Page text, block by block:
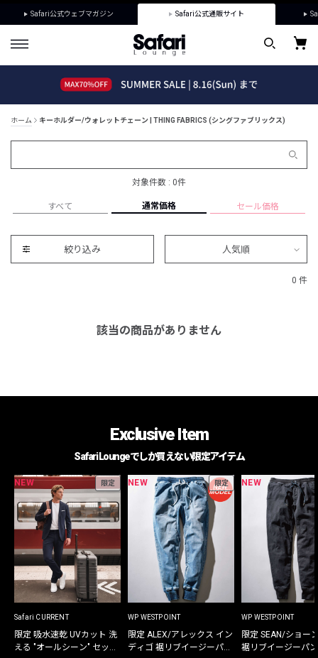
Safari公式ウェブマガジン Safari公式通販サイト
ホーム キーホルダー/ウォレットチェーン | THING FABRICS (シングファブリックス)
対象件数 : 0件
すべて 通常価格 セール価格
絞り込み 人気順
0 件
該当の商品がありません
Exclusive Item
Safari Loungeでしか買えない限定アイテム
NEW 限定
Safari CURRENT
限定 吸水速乾 UVカット 洗
える "オールシーン" セット
NEW 限定
WP WESTPOINT
限定 ALEX/アレックス イン
ディゴ 裾リブイージーパン
NEW
WP WESTPOINT
限定 SEAN/ショー
裾リブイージーパ